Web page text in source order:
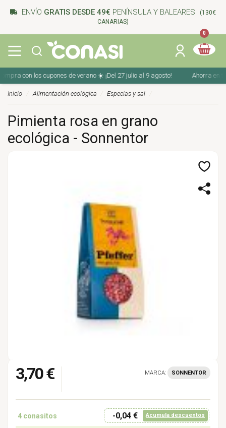
ENVÍO GRATIS DESDE 49€ PENÍNSULA Y BALEARES
(130€
CANARIAS)
0
con los cupones de verano ☀️ ¡Del 27 julio al 9 agosto! Ahorra en tu
Inicio Alimentación ecológica Especias y sal
Pimienta rosa en grano
ecológica - Sonnentor
3,70 € MARCA: SONNENTOR
4 conasitos -0,04 € Acumula descuentos